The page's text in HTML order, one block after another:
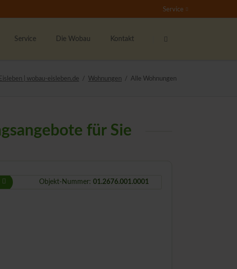
Service
überspringen
Service
Unser Mieterticket
Unser soziales Engagement
wichtige Formulare
Die Wobau
Bester Vermieter 2021
Kontakt
Kontaktformular
| wobau-eisleben.de Wohnungen Alle Wohnungen
für Sie
Objekt-Nummer:01.2676.001.0001